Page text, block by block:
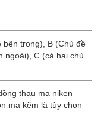
bên trong), B (Chủ đề
ngoài), C (cả hai chủ
thau mạ niken
mạ kẽm là tùy chọn